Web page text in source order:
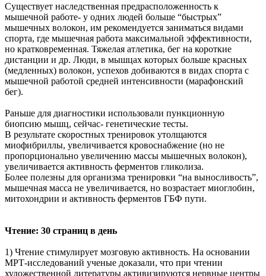
Существует наследственная предрасположенность к
мышечной работе- у одних людей больше “быстрых”
мышечных волокон, им рекомендуется заниматься видами
спорта, где мышечная работа максимальной эффективности,
но кратковременная. Тяжелая атлетика, бег на короткие
дистанции и др. Люди, в мышцах которых больше красных
(медленных) волокон, успехов добиваются в видах спорта с
мышечной работой средней интенсивности (марафонский
бег).
Раньше для диагностики использовали пункционную
биопсию мышц, сейчас- генетические тесты.
В результате скоростных тренировок утолщаются
миофибриллы, увеличивается кровоснабжение (но не
пропорционально увеличению массы мышечных волокон),
увеличивается активность ферментов гликолиза.
Более полезны для организма тренировки “на выносливость”,
мышечная масса не увеличивается, но возрастает миоглобин,
митохондрии и активность ферментов ГБФ пути.
Чтение: 30 страниц в день
1) Чтение стимулирует мозговую активность. На основании
МРТ-исследований ученые доказали, что при чтении
художественной литературы активизируются нервные центры